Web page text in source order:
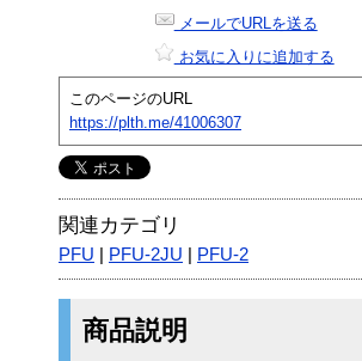
メールでURLを送る
お気に入りに追加する
このページのURL
https://plth.me/41006307
関連カテゴリ
PFU PFU-2JU PFU-2
商品説明